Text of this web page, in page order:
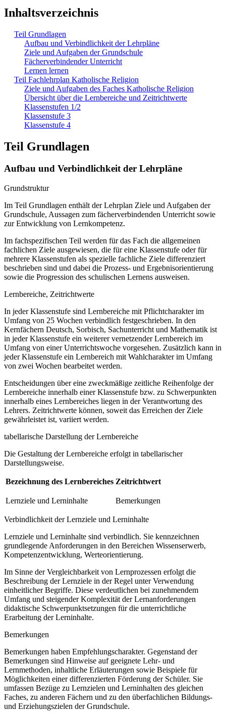
Inhaltsverzeichnis
Teil Grundlagen
Aufbau und Verbindlichkeit der Lehrpläne
Ziele und Aufgaben der Grundschule
Fächerverbindender Unterricht
Lernen lernen
Teil Fachlehrplan Katholische Religion
Ziele und Aufgaben des Faches Katholische Religion
Übersicht über die Lernbereiche und Zeitrichtwerte
Klassenstufen 1/2
Klassenstufe 3
Klassenstufe 4
Teil Grundlagen
Aufbau und Verbindlichkeit der Lehrpläne
Grundstruktur
Im Teil Grundlagen enthält der Lehrplan Ziele und Aufgaben der
Grundschule, Aussagen zum fächerverbindenden Unterricht sowie
zur Entwicklung von Lernkompetenz.
Im fachspezifischen Teil werden für das Fach die allgemeinen
fachlichen Ziele ausgewiesen, die für eine Klassenstufe oder für
mehrere Klassenstufen als spezielle fachliche Ziele differenziert
beschrieben sind und dabei die Prozess- und Ergebnisorientierung
sowie die Progression des schulischen Lernens ausweisen.
Lernbereiche, Zeitrichtwerte
In jeder Klassenstufe sind Lernbereiche mit Pflichtcharakter im
Umfang von 25 Wochen verbindlich festgeschrieben. In den
Kernfächern Deutsch, Sorbisch, Sachunterricht und Mathematik ist
in jeder Klassenstufe ein weiterer vernetzender Lernbereich im
Umfang von einer Unterrichtswoche vorgesehen. Zusätzlich kann in
jeder Klassenstufe ein Lernbereich mit Wahlcharakter im Umfang
von zwei Wochen bearbeitet werden.
Entscheidungen über eine zweckmäßige zeitliche Reihenfolge der
Lernbereiche innerhalb einer Klassenstufe bzw. zu Schwerpunkten
innerhalb eines Lernbereiches liegen in der Verantwortung des
Lehrers. Zeitrichtwerte können, soweit das Erreichen der Ziele
gewährleistet ist, variiert werden.
tabellarische Darstellung der Lernbereiche
Die Gestaltung der Lernbereiche erfolgt in tabellarischer
Darstellungsweise.
Bezeichnung des Lernbereiches Zeitrichtwert
Lernziele und Lerninhalte Bemerkungen
Verbindlichkeit der Lernziele und Lerninhalte
Lernziele und Lerninhalte sind verbindlich. Sie kennzeichnen
grundlegende Anforderungen in den Bereichen Wissenserwerb,
Kompetenzentwicklung, Werteorientierung.
Im Sinne der Vergleichbarkeit von Lernprozessen erfolgt die
Beschreibung der Lernziele in der Regel unter Verwendung
einheitlicher Begriffe. Diese verdeutlichen bei zunehmendem
Umfang und steigender Komplexität der Lernanforderungen
didaktische Schwerpunktsetzungen für die unterrichtliche
Erarbeitung der Lerninhalte.
Bemerkungen
Bemerkungen haben Empfehlungscharakter. Gegenstand der
Bemerkungen sind Hinweise auf geeignete Lehr- und
Lernmethoden, inhaltliche Erläuterungen sowie Beispiele für
Möglichkeiten einer differenzierten Förderung der Schüler. Sie
umfassen Bezüge zu Lernzielen und Lerninhalten des gleichen
Faches, zu anderen Fächern und zu den überfachlichen Bildungs-
und Erziehungszielen der Grundschule.